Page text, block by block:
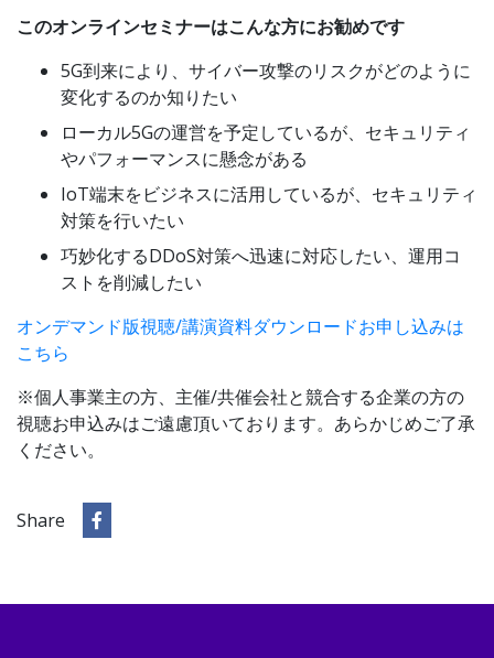
このオンラインセミナーはこんな方にお勧めです
5G到来により、サイバー攻撃のリスクがどのように
変化するのか知りたい
ローカル5Gの運営を予定しているが、セキュリティ
やパフォーマンスに懸念がある
IoT端末をビジネスに活用しているが、セキュリティ
対策を行いたい
巧妙化するDDoS対策へ迅速に対応したい、運用コ
ストを削減したい
オンデマンド版視聴/講演資料ダウンロードお申し込みは
こちら
※個人事業主の方、主催/共催会社と競合する企業の方の
視聴お申込みはご遠慮頂いております。あらかじめご了承
ください。
Share